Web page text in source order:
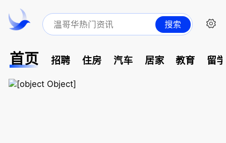
搜索
首页 招聘 住房 汽车 居家 教育 留